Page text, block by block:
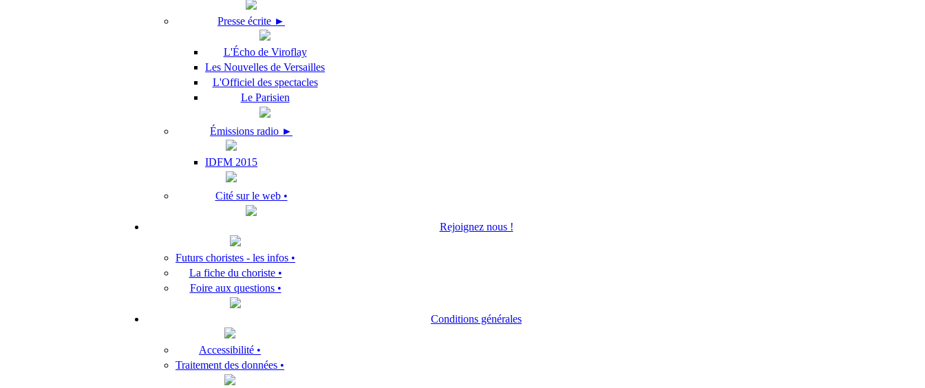
Presse écrite ►
L'Écho de Viroflay
Les Nouvelles de Versailles
L'Officiel des spectacles
Le Parisien
Émissions radio ►
IDFM 2015
Cité sur le web •
Rejoignez nous !
Futurs choristes - les infos •
La fiche du choriste •
Foire aux questions •
Conditions générales
Accessibilité •
Traitement des données •